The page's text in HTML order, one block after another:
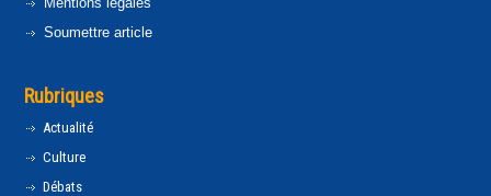
Soumettre article
Rubriques
Actualité
Culture
Débats